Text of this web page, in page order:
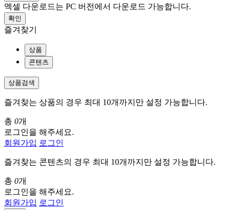
엑셀 다운로드는 PC 버전에서 다운로드 가능합니다.
확인
즐겨찾기
상품
콘텐츠
상품검색
즐겨찾는 상품의 경우 최대 10개까지만 설정 가능합니다.
총 0개
로그인을 해주세요.
회원가입 로그인
즐겨찾는 콘텐츠의 경우 최대 10개까지만 설정 가능합니다.
총 0개
로그인을 해주세요.
회원가입 로그인